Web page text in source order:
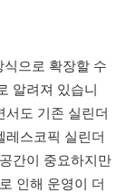
으로 확장할 수
알려져 있습니
서도 기존 실린더
레스코픽 실린더
간이 중요하지만
인해 운영이 더